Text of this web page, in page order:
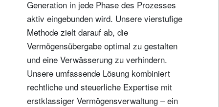
Generation in jede Phase des Prozesses
aktiv eingebunden wird. Unsere vierstufige
Methode zielt darauf ab, die
Vermögensübergabe optimal zu gestalten
und eine Verwässerung zu verhindern.
Unsere umfassende Lösung kombiniert
rechtliche und steuerliche Expertise mit
erstklassiger Vermögensverwaltung – ein